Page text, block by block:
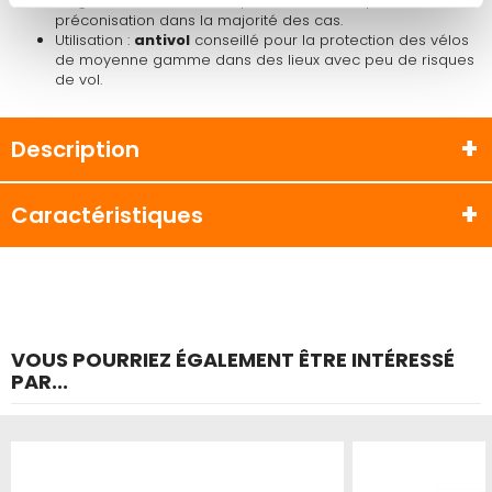
préconisation dans la majorité des cas.
Utilisation : antivol conseillé pour la protection des vélos
de moyenne gamme dans des lieux avec peu de risques
de vol.
Description
Caractéristiques
VOUS POURRIEZ ÉGALEMENT ÊTRE INTÉRESSÉ
PAR...